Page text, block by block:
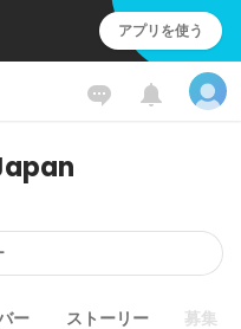
アプリを使う
ー ストーリー 募集